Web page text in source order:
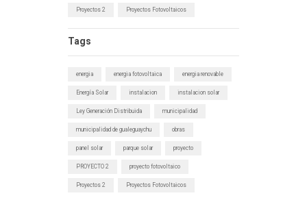
Proyectos 2 Proyectos Fotovoltaicos
Tags
energia energia fotovoltaica energia renovable
Energía Solar instalacion instalacion solar
Ley Generación Distribuida municipalidad
municipalidad de gualeguaychu obras
panel solar parque solar proyecto
PROYECTO 2 proyecto fotovoltaico
Proyectos 2 Proyectos Fotovoltaicos